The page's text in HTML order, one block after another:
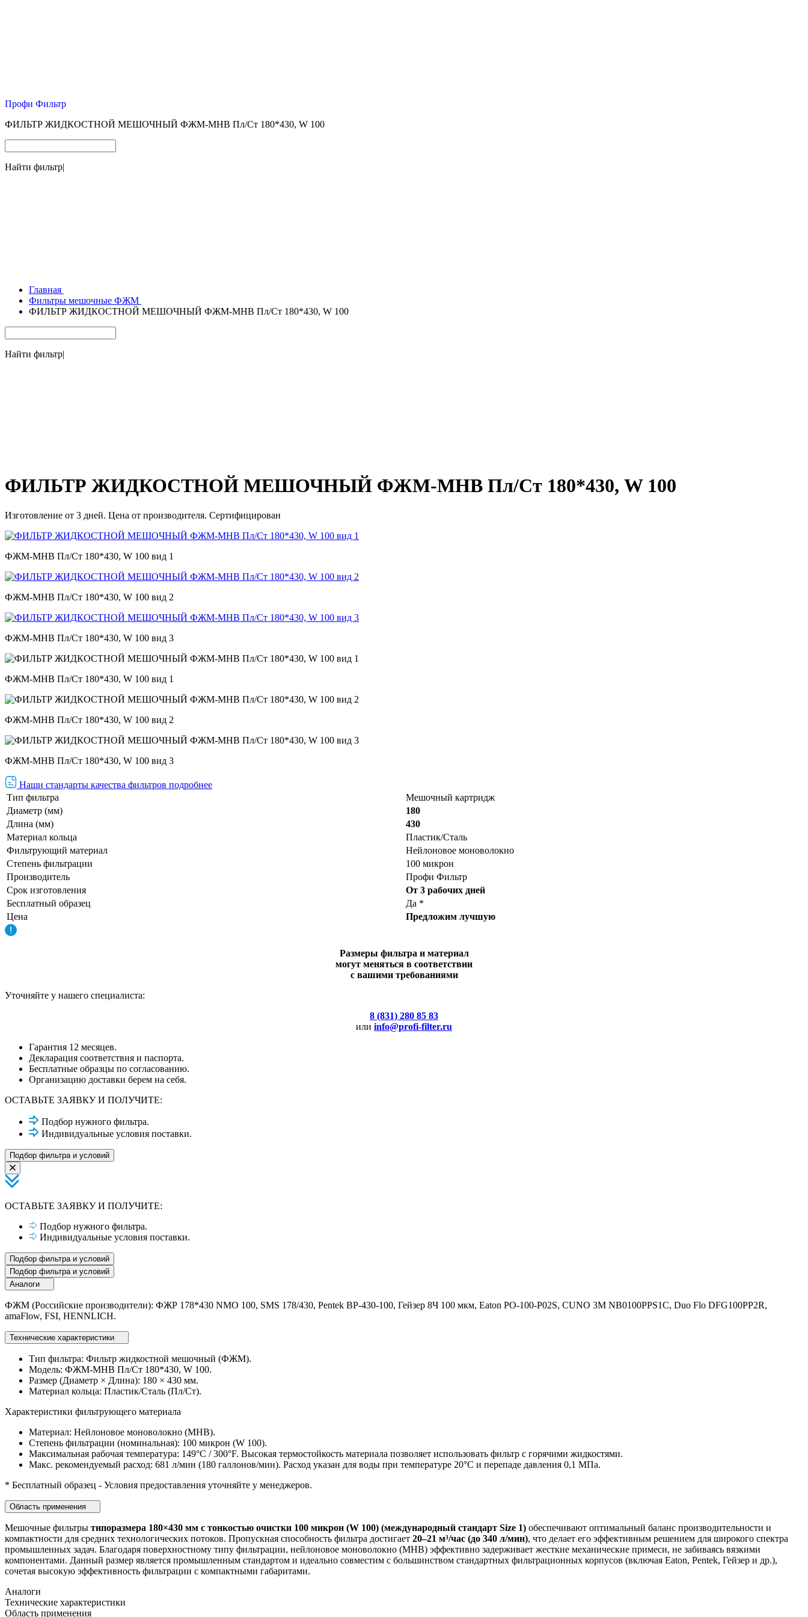
Профи Фильтр
ФИЛЬТР ЖИДКОСТНОЙ МЕШОЧНЫЙ ФЖМ-МНВ Пл/Ст 180*430, W 100
Найти фильтр|
Главная
Фильтры мешочные ФЖМ
ФИЛЬТР ЖИДКОСТНОЙ МЕШОЧНЫЙ ФЖМ-МНВ Пл/Ст 180*430, W 100
Найти фильтр|
ФИЛЬТР ЖИДКОСТНОЙ МЕШОЧНЫЙ ФЖМ-МНВ Пл/Ст 180*430, W 100
Изготовление от 3 дней. Цена от производителя. Сертифицирован
ФЖМ-МНВ Пл/Ст 180*430, W 100 вид 1
ФЖМ-МНВ Пл/Ст 180*430, W 100 вид 2
ФЖМ-МНВ Пл/Ст 180*430, W 100 вид 3
ФЖМ-МНВ Пл/Ст 180*430, W 100 вид 1
ФЖМ-МНВ Пл/Ст 180*430, W 100 вид 2
ФЖМ-МНВ Пл/Ст 180*430, W 100 вид 3
Наши стандарты качества фильтров подробнее
Тип фильтра
Мешочный картридж
Диаметр (мм)
180
Длина (мм)
430
Материал кольца
Пластик/Сталь
Фильтрующий материал
Нейлоновое моноволокно
Степень фильтрации
100 микрон
Производитель
Профи Фильтр
Срок изготовления
От 3 рабочих дней
Бесплатный образец
Да *
Цена
Предложим лучшую
Размеры фильтра и материал
могут меняться в соответствии
с вашими требованиями
Уточняйте у нашего специалиста:
8 (831) 280 85 83
или info@profi-filter.ru
Гарантия 12 месяцев.
Декларация соответствия и паспорта.
Бесплатные образцы по согласованию.
Организацию доставки берем на себя.
ОСТАВЬТЕ ЗАЯВКУ И ПОЛУЧИТЕ:
Подбор нужного фильтра.
Индивидуальные условия поставки.
Подбор фильтра и условий
ОСТАВЬТЕ ЗАЯВКУ И ПОЛУЧИТЕ:
Подбор нужного фильтра.
Индивидуальные условия поставки.
Подбор фильтра и условий
Подбор фильтра и условий
Аналоги
ФЖМ (Российские производители): ФЖР 178*430 NMO 100, SMS 178/430, Pentek BP-430-100, Гейзер 8Ч 100 мкм, Eaton PO-100-P02S, CUNO 3M NB0100PPS1C, Duo Flo DFG100PP2R,
amaFlow, FSI, HENNLICH.
Технические характеристики
Тип фильтра: Фильтр жидкостной мешочный (ФЖМ).
Модель: ФЖМ-МНВ Пл/Ст 180*430, W 100.
Размер (Диаметр × Длина): 180 × 430 мм.
Материал кольца: Пластик/Сталь (Пл/Ст).
Характеристики фильтрующего материала
Материал: Нейлоновое моноволокно (МНВ).
Степень фильтрации (номинальная): 100 микрон (W 100).
Максимальная рабочая температура: 149°C / 300°F. Высокая термостойкость материала позволяет использовать фильтр с горячими жидкостями.
Макс. рекомендуемый расход: 681 л/мин (180 галлонов/мин). Расход указан для воды при температуре 20°C и перепаде давления 0,1 МПа.
* Бесплатный образец - Условия предоставления уточняйте у менеджеров.
Область применения
Мешочные фильтры типоразмера 180×430 мм с тонкостью очистки 100 микрон (W 100) (международный стандарт Size 1) обеспечивают оптимальный баланс производительности и
компактности для средних технологических потоков. Пропускная способность фильтра достигает 20–21 м³/час (до 340 л/мин), что делает его эффективным решением для широкого спектра
промышленных задач. Благодаря поверхностному типу фильтрации, нейлоновое моноволокно (МНВ) эффективно задерживает жесткие механические примеси, не забиваясь вязкими
компонентами. Данный размер является промышленным стандартом и идеально совместим с большинством стандартных фильтрационных корпусов (включая Eaton, Pentek, Гейзер и др.),
сочетая высокую эффективность фильтрации с компактными габаритами.
Аналоги
Технические характеристики
Область применения